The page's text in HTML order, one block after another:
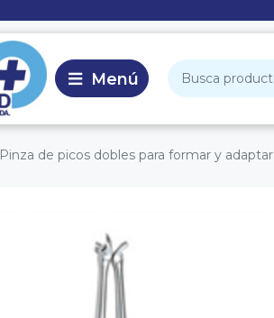
Pinza de picos dobles para formar y adaptar